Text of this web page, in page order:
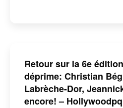
Retour sur la 6e
déprime: Christian
Labrèche-Dor,
encore! –